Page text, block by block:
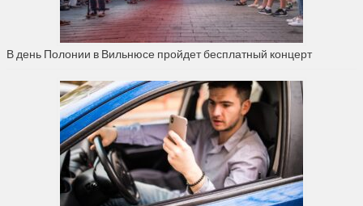
В день Полонии в Вильнюсе пройдет бесплатный концерт